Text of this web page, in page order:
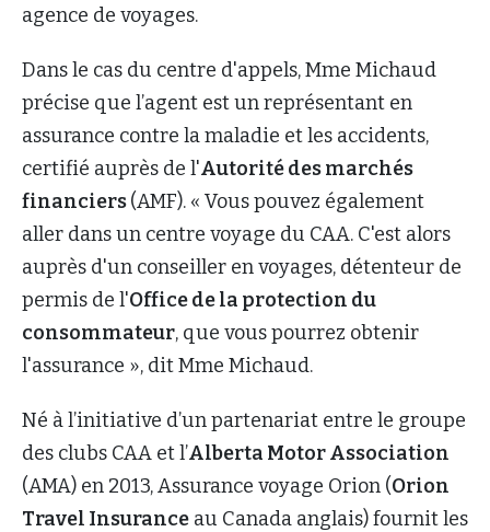
agence de voyages.
Dans le cas du centre d'appels, Mme Michaud
précise que l’agent est un représentant en
assurance contre la maladie et les accidents,
certifié auprès de l'Autorité des marchés
financiers(AMF). « Vous pouvez également
aller dans un centre voyage du CAA. C'est alors
auprès d'un conseiller en voyages, détenteur de
permis de l'Office de la protection du
consommateur, que vous pourrez obtenir
l'assurance », dit Mme Michaud.
Né à l’initiative d’un partenariat entre le groupe
des clubs CAA et l’Alberta Motor Association
(AMA) en 2013, Assurance voyage Orion (Orion
Travel Insurance au Canada anglais) fournit les